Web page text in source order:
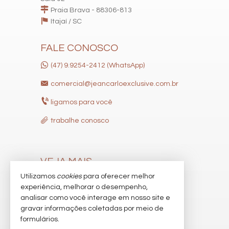
Praia Brava - 88306-813
Itajaí / SC
FALE CONOSCO
(47) 9.9254-2412 (WhatsApp)
comercial@jeancarloexclusive.com.br
ligamos para você
trabalhe conosco
VEJA MAIS
receba nosso newsletter
indicadores financeiros
Utilizamos cookiespara oferecer melhor
experiência, melhorar o desempenho,
analisar como você interage em nosso site e
gravar informações coletadas por meio de
formulários.